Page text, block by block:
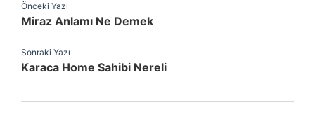
Önceki Yazı
Miraz Anlamı Ne Demek
Sonraki Yazı
Karaca Home Sahibi Nereli